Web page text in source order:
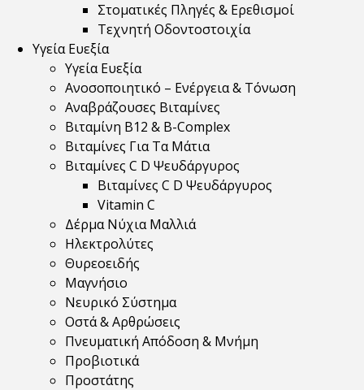
Στοματικές Πληγές & Ερεθισμοί
Τεχνητή Οδοντοστοιχία
Υγεία Ευεξία
Υγεία Ευεξία
Ανοσοποιητικό – Ενέργεια & Τόνωση
Αναβράζουσες Βιταμίνες
Βιταμίνη B12 & Β-Complex
Βιταμίνες Για Τα Μάτια
Βιταμίνες C D Ψευδάργυρος
Βιταμίνες C D Ψευδάργυρος
Vitamin C
Δέρμα Νύχια Μαλλιά
Ηλεκτρολύτες
Θυρεοειδής
Μαγνήσιο
Νευρικό Σύστημα
Οστά & Αρθρώσεις
Πνευματική Απόδοση & Μνήμη
Προβιοτικά
Προστάτης